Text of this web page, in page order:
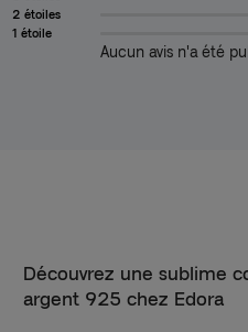
2 étoiles
1 étoile
Aucun avis n'a été
Découvrez une sublime
argent 925 chez Edora